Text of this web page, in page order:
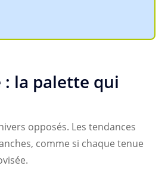
la palette qui
opposés. Les tendances
comme si chaque tenue